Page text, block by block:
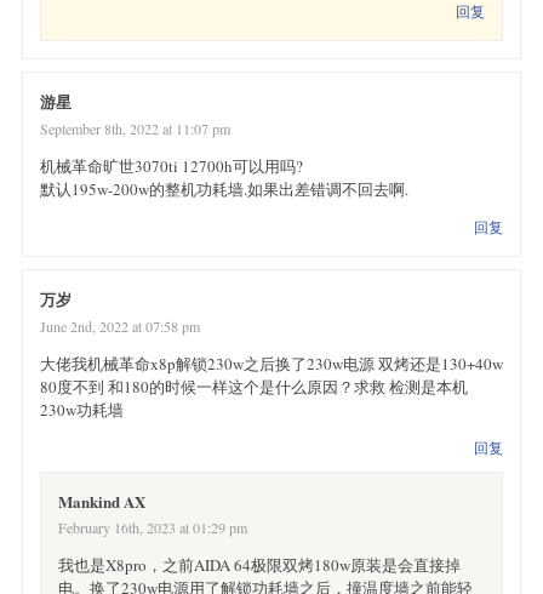
回复
游星
September 8th, 2022 at 11:07 pm
机械革命旷世3070ti 12700h可以用吗?
默认195w-200w的整机功耗墙.如果出差错调不回去啊.
回复
万岁
June 2nd, 2022 at 07:58 pm
大佬我机械革命x8p解锁230w之后换了230w电源 双烤还是130+40w
80度不到 和180的时候一样这个是什么原因？求救 检测是本机
230w功耗墙
回复
Mankind AX
February 16th, 2023 at 01:29 pm
我也是X8pro，之前AIDA 64极限双烤180w原装是会直接掉
电。换了230w电源用了解锁功耗墙之后，撞温度墙之前能轻